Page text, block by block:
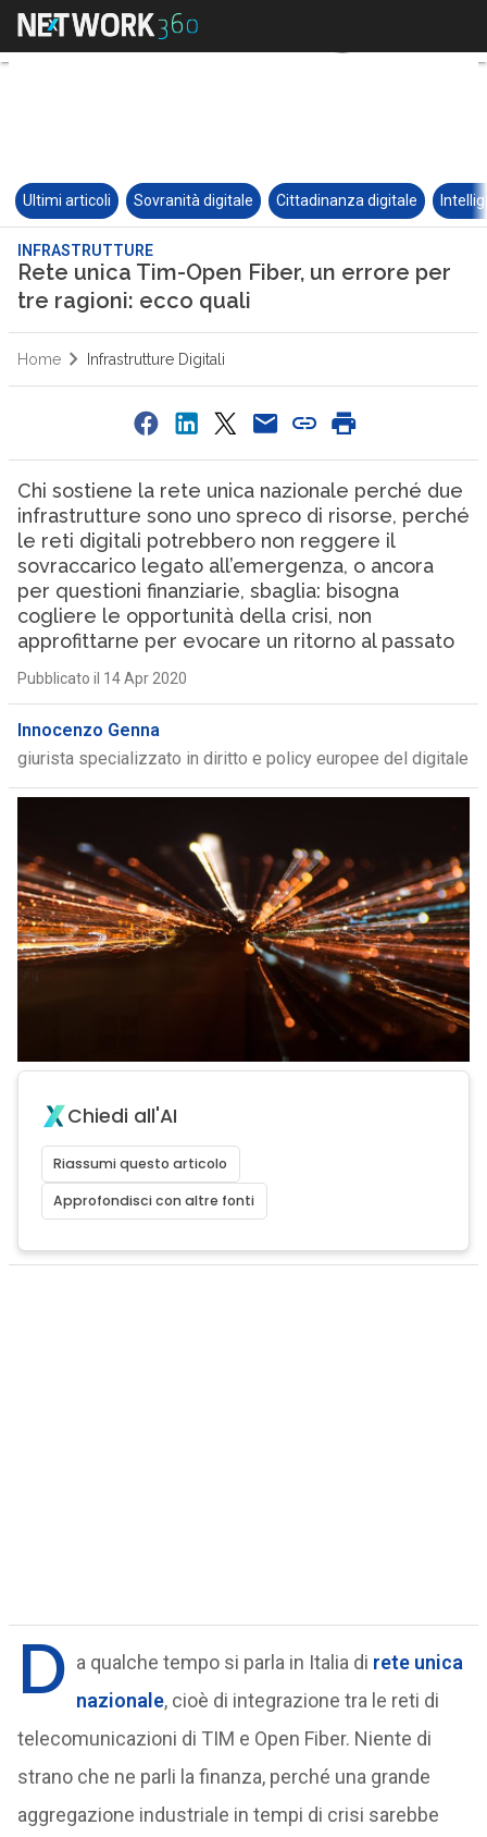
Ultimi articoli Sovranità digitale Cittadinanza digitale
INFRASTRUTTURE
Rete unica Tim-Open Fiber, un errore per
tre ragioni: ecco quali
Home Infrastrutture Digitali
Chi sostiene la rete unica nazionale perché due
infrastrutture sono uno spreco di risorse, perché
le reti digitali potrebbero non reggere il
sovraccarico legato all’emergenza, o ancora
per questioni finanziarie, sbaglia: bisogna
cogliere le opportunità della crisi, non
approfittarne per evocare un ritorno al passato
Pubblicato il 14 Apr 2020
Innocenzo Genna
giurista specializzato in diritto e policy europee del digitale
Chiedi all'AI
Riassumi questo articolo
Approfondisci con altre fonti
D a qualche tempo si parla in Italia di rete unica
nazionale, cioè di integrazione tra le reti di
telecomunicazioni di TIM e Open Fiber. Niente di
strano che ne parli la finanza, perché una grande
aggregazione industriale in tempi di crisi sarebbe